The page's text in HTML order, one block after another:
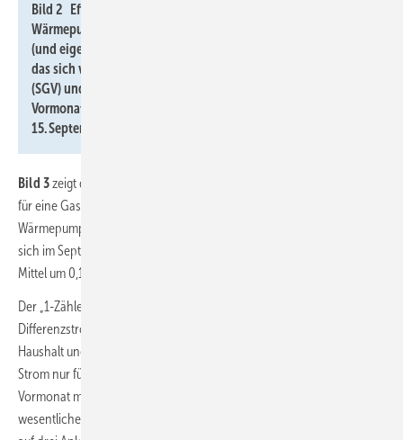
Bild 2 Effektive Arbeitspreise für Erdgas und für
Wärmepumpenstrom mit oder ohne separaten Stromzähler
(und eigenem WP-Stromtarif) nach Inbetriebnahmejahr sowie
das sich vor Ort daraus ergebende Strom-/Gaspreisverhältnis
(SGV) und die Veränderung des SGV gegenüber dem
Vormonat; jeweils Neuverträge inklusive Boni, Stichtag:
15. September 2024.
Bild 3zeigt die absoluten Energieträgerkosten im Referenzgebäude
für eine Gas-Heizung und eine ab 2024 installierte Heizungs-
Wärmepumpe und die Kostenvorteile. Gegenüber dem Vormonat hat
sich im September 2024 Erdgas für alle Referenzorte verteuert, im
Mittel um 0,17 Ct/kWh auf 8,70 Ct/kWh.
Der „1-Zähler-Wärmepumpenstrompreis“ – ein rechnerischer
Differenzstrompreis für den gemeinsamen Bezug von 9700 kWh/a für
Haushalt und Wärmepumpe abzüglich den Kosten für 3500 kWh/a
Strom nur für den Haushalt – ist im September 2024 gegenüber dem
Vormonat mit einem Plus von 3,2 Ct/kWh deutlich erhöht. Der
wesentliche Grund ist Einmaleffekt durch eine Erweiterung von zwei